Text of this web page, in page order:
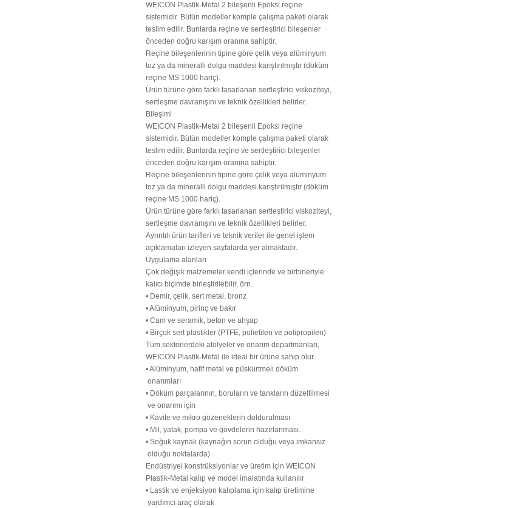
WEICON Plastik-Metal 2 bileşenli Epoksi reçine
sistemidir. Bütün modeller komple çalışma paketi olarak
teslim edilir. Bunlarda reçine ve sertleştirici bileşenler
önceden doğru karışım oranına sahiptir.
Reçine bileşenlerinin tipine göre çelik veya alüminyum
toz ya da mineralli dolgu maddesi karıştırılmıştır (döküm
reçine MS 1000 hariç).
Ürün türüne göre farklı tasarlanan sertleştirici viskoziteyi,
sertleşme davranışını ve teknik özellikleri belirler.
Bileşimi
WEICON Plastik-Metal 2 bileşenli Epoksi reçine
sistemidir. Bütün modeller komple çalışma paketi olarak
teslim edilir. Bunlarda reçine ve sertleştirici bileşenler
önceden doğru karışım oranına sahiptir.
Reçine bileşenlerinin tipine göre çelik veya alüminyum
toz ya da mineralli dolgu maddesi karıştırılmıştır (döküm
reçine MS 1000 hariç).
Ürün türüne göre farklı tasarlanan sertleştirici viskoziteyi,
sertleşme davranışını ve teknik özellikleri belirler.
Ayrıntılı ürün tarifleri ve teknik veriler ile genel işlem
açıklamaları izleyen sayfalarda yer almaktadır.
Uygulama alanları
Çok değişik malzemeler kendi içlerinde ve birbirleriyle
kalıcı biçimde birleştirilebilir, örn.
• Demir, çelik, sert metal, bronz
• Alüminyum, pirinç ve bakır
• Cam ve seramik, beton ve ahşap
• Birçok sert plastikler (PTFE, polietilen ve polipropilen)
Tüm sektörlerdeki atölyeler ve onarım departmanları,
WEICON Plastik-Metal ile ideal bir ürüne sahip olur.
• Alüminyum, hafif metal ve püskürtmeli döküm
onarımları
• Döküm parçalarının, boruların ve tankların düzeltilmesi
ve onarımı için
• Kavite ve mikro gözeneklerin doldurulması
• Mil, yatak, pompa ve gövdelerin hazırlanması.
• Soğuk kaynak (kaynağın sorun olduğu veya imkansız
olduğu noktalarda)
Endüstriyel konstrüksiyonlar ve üretim için WEICON
Plastik-Metal kalıp ve model imalatında kullanılır
• Lastik ve enjeksiyon kalıplama için kalıp üretimine
yardımcı araç olarak